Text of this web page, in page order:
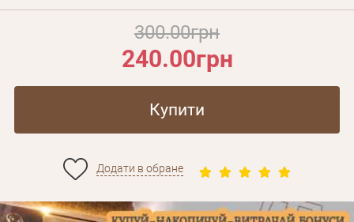
300.00грн
240.00грн
Купити
Додати в обране